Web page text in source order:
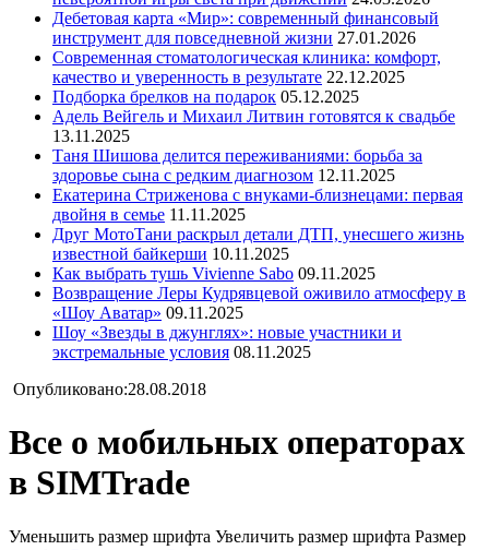
Дебетовая карта «Мир»: современный финансовый
инструмент для повседневной жизни 27.01.2026
Современная стоматологическая клиника: комфорт,
качество и уверенность в результате 22.12.2025
Подборка брелков на подарок 05.12.2025
Адель Вейгель и Михаил Литвин готовятся к свадьбе
13.11.2025
Таня Шишова делится переживаниями: борьба за
здоровье сына с редким диагнозом 12.11.2025
Екатерина Стриженова с внуками-близнецами: первая
двойня в семье 11.11.2025
Друг МотоТани раскрыл детали ДТП, унесшего жизнь
известной байкерши 10.11.2025
Как выбрать тушь Vivienne Sabo 09.11.2025
Возвращение Леры Кудрявцевой оживило атмосферу в
«Шоу Аватар» 09.11.2025
Шоу «Звезды в джунглях»: новые участники и
экстремальные условия 08.11.2025
Опубликовано:28.08.2018
Все о мобильных операторах
в SIMTrade
Уменьшить размер шрифта Увеличить размер шрифта Размер